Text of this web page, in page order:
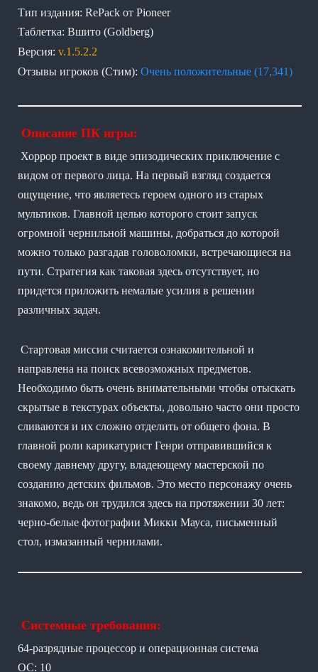
Тип издания: RePack от Pioneer
Таблетка: Вшито (Goldberg)
Версия: v.1.5.2.2
Отзывы игроков (Стим): Очень положительные (17,341)
Описание ПК игры:
Хоррор проект в виде эпизодических приключение с
видом от первого лица. На первый взгляд создается
ощущение, что являетесь героем одного из старых
мультиков. Главной целью которого стоит запуск
огромной чернильной машины, добраться до которой
можно только разгадав головоломки, встречающиеся на
пути. Стратегия как таковая здесь отсутствует, но
придется приложить немалые усилия в решении
различных задач.
Стартовая миссия считается ознакомительной и
направлена на поиск всевозможных предметов.
Необходимо быть очень внимательными чтобы отыскать
скрытые в текстурах объекты, довольно часто они просто
сливаются и их сложно отделить от общего фона. В
главной роли карикатурист Генри отправившийся к
своему давнему другу, владеющему мастерской по
созданию детских фильмов. Это место персонажу очень
знакомо, ведь он трудился здесь на протяжении 30 лет:
черно-белые фотографии Микки Мауса, письменный
стол, измазанный чернилами.
Системные требования:
64-разрядные процессор и операционная система
ОС: 10